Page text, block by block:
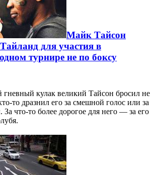
Майк Тайсон
для участия в
турнире не по боксу
кулак великий Тайсон бросил не
то дразнил его за смешной голос или за
что-то более дорогое для него — за его